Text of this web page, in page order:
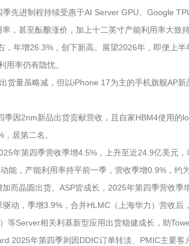
先进制程持续受惠于AI Server GPU、Google
，甚至酝酿涨价，加上十二英寸产能利用率大致
年增26.3%，创下新高。展望2026年，即便上
用率仍有隐忧。
货量虽略减，但以iPhone 17为主的手机旗舰AP
因2nm新品出货贡献营收，且自家HBM4使用的
居第二名。
年第四季营收季增4.5%，上升至近24.9亿美元
，产能利用率持平前一季，营收季增0.9%，约
而晶圆出货、ASP皆成长，2025年第四季营收
动，季增3.9%，合并HLMC（上海华力）营收后
Server相关利基新型应用出货稳健成长，助
2025年第四季则因DDIC订单转淡、PMIC主要